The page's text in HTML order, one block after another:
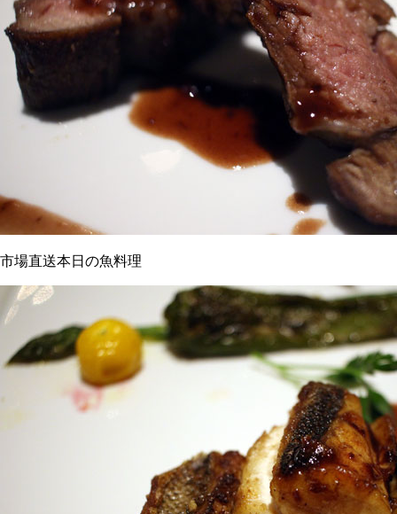
市場直送本日の魚料理